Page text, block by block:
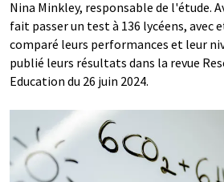
Nina Minkley, responsable de l'étude.
fait passer un test à 136 lycéens, avec
comparé leurs performances et leur
publié leurs résultats dans la revue
Education du 26 juin 2024.